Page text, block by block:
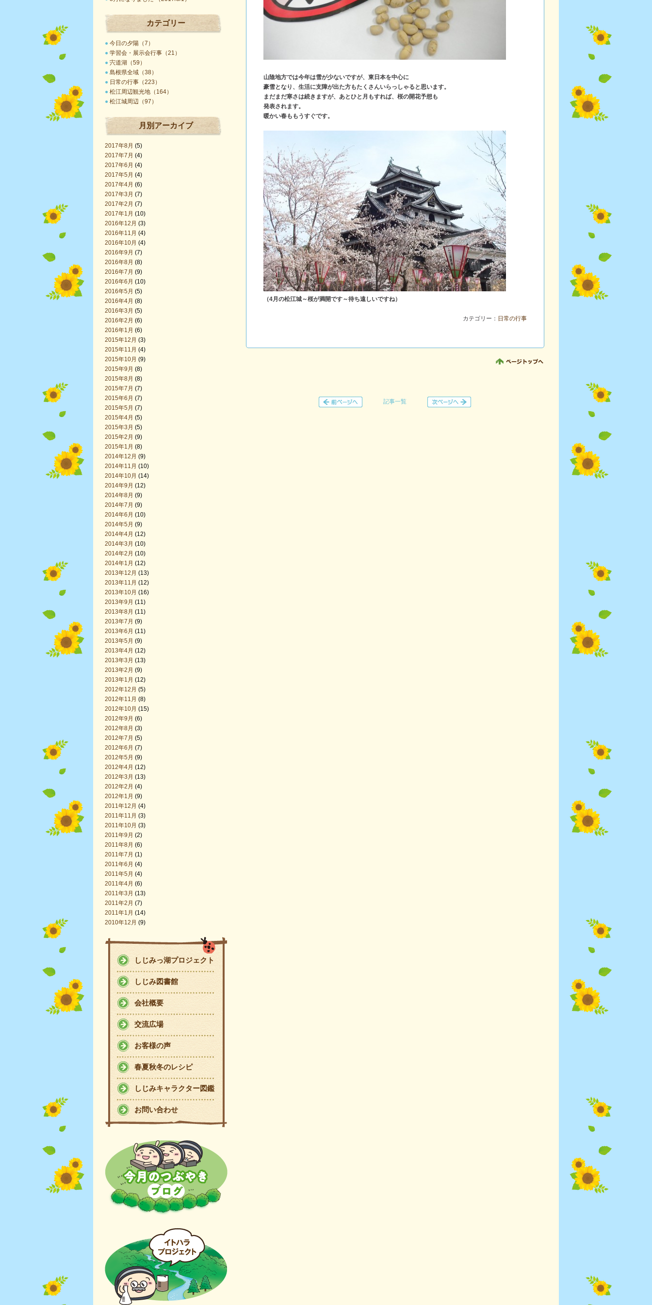
カテゴリー
● 今日の夕陽（7）
● 学習会・展示会行事（21）
● 宍道湖（59）
● 島根県全域（38）
● 日常の行事（223）
● 松江周辺観光地（164）
● 松江城周辺（97）
月別アーカイブ
2017年8月 (5)
2017年7月 (4)
2017年6月 (4)
2017年5月 (4)
2017年4月 (6)
2017年3月 (7)
2017年2月 (7)
2017年1月 (10)
2016年12月 (3)
2016年11月 (4)
2016年10月 (4)
2016年9月 (7)
2016年8月 (8)
2016年7月 (9)
2016年6月 (10)
2016年5月 (5)
2016年4月 (8)
2016年3月 (5)
2016年2月 (6)
2016年1月 (6)
2015年12月 (3)
2015年11月 (4)
2015年10月 (9)
2015年9月 (8)
2015年8月 (8)
2015年7月 (7)
2015年6月 (7)
2015年5月 (7)
2015年4月 (5)
2015年3月 (5)
2015年2月 (9)
2015年1月 (8)
2014年12月 (9)
2014年11月 (10)
2014年10月 (14)
2014年9月 (12)
2014年8月 (9)
2014年7月 (9)
2014年6月 (10)
2014年5月 (9)
2014年4月 (12)
2014年3月 (10)
2014年2月 (10)
2014年1月 (12)
2013年12月 (13)
2013年11月 (12)
2013年10月 (16)
2013年9月 (11)
2013年8月 (11)
2013年7月 (9)
2013年6月 (11)
2013年5月 (9)
2013年4月 (12)
2013年3月 (13)
2013年2月 (9)
2013年1月 (12)
2012年12月 (5)
2012年11月 (8)
2012年10月 (15)
2012年9月 (6)
2012年8月 (3)
2012年7月 (5)
2012年6月 (7)
2012年5月 (9)
2012年4月 (12)
2012年3月 (13)
2012年2月 (4)
2012年1月 (9)
2011年12月 (4)
2011年11月 (3)
2011年10月 (3)
2011年9月 (2)
2011年8月 (6)
2011年7月 (1)
2011年6月 (4)
2011年5月 (4)
2011年4月 (6)
2011年3月 (13)
2011年2月 (7)
2011年1月 (14)
2010年12月 (9)
しじみっ湖プロジェクト
しじみ図書館
会社概要
交流広場
お客様の声
春夏秋冬のレシピ
しじみキャラクター図鑑
お問い合わせ
山陰地方では今年は雪が少ないですが、東日本を中心に
豪雪となり、生活に支障が出た方もたくさんいらっしゃると思います。
まだまだ寒さは続きますが、あとひと月もすれば、桜の開花予想も
発表されます。
暖かい春ももうすぐです。
（4月の松江城～桜が満開です～待ち遠しいですね）
カテゴリー： 日常の行事
記事一覧